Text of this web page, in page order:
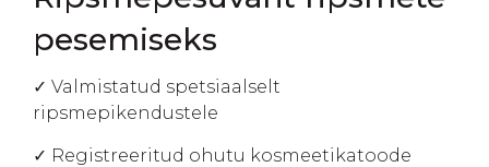
pesemiseks
✓ Valmistatud spetsiaalselt
ripsmepikendustele
✓ Registreeritud ohutu kosmeetikatoode